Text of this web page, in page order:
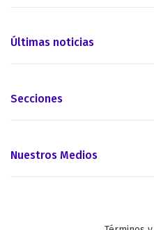
Últimas noticias
Secciones
Nuestros Medios